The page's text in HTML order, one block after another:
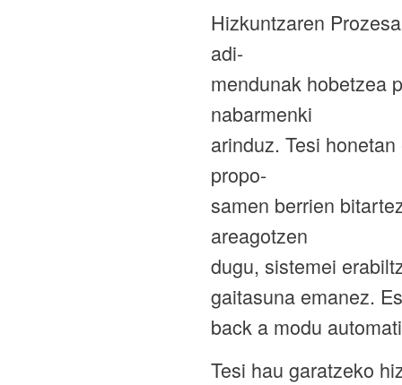
Hizkuntzaren
adi-
mendunak hobetzea
nabarmenki
arinduz. Tesi
propo-
samen berrien
areagotzen
dugu, sistemei
gaitasuna emanez.
back a modu
Tesi hau garatzeko